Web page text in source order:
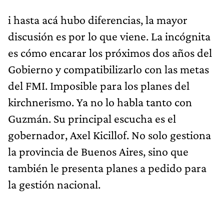
i hasta acá hubo diferencias, la mayor
discusión es por lo que viene. La incógnita
es cómo encarar los próximos dos años del
Gobierno y compatibilizarlo con las metas
del FMI. Imposible para los planes del
kirchnerismo. Ya no lo habla tanto con
Guzmán. Su principal escucha es el
gobernador, Axel Kicillof. No solo gestiona
la provincia de Buenos Aires, sino que
también le presenta planes a pedido para
la gestión nacional.